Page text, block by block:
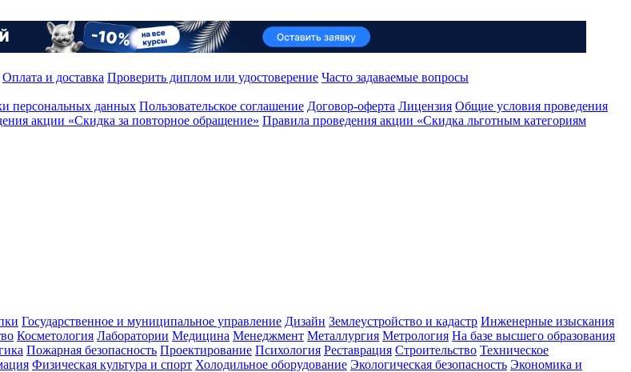
Оплата и доставка Проверить диплом или удостоверение Часто задаваемые вопросы
персональных данных Пользовательское соглашение Договор-оферта Лицензия Общие условия проведения
акции «Скидка за повторное обращение» Правила проведения акции «Скидка льготным категориям
Государственное и муниципальное управление Дизайн Землеустройство и кадастр Инженерные изыскания
Косметология Лаборатории Медицина Менеджмент Металлургия Метрология На базе высшего образования
Пожарная безопасность Проектирование Психология Реставрация Строительство Техническое
Физическая культура и спорт Холодильное оборудование Экологическая безопасность Экономика и